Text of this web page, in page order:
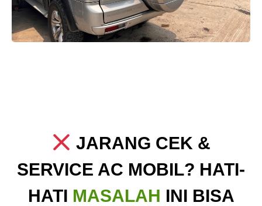
JARANG CEK &
SERVICE AC MOBIL? HATI-
HATI MASALAH INI BISA